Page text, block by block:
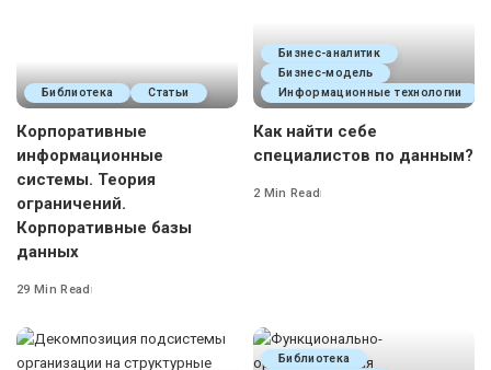
Библиотека Статьи
Корпоративные
информационные
системы. Теория
ограничений.
Корпоративные базы
данных
29 Min Read
Бизнес-аналитик
Бизнес-модель
Информационные технологии
Как найти себе
специалистов по данным?
2 Min Read
Библиотека